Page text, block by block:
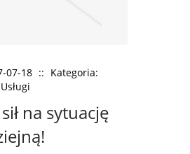
07-18 :: Kategoria:
na sytuację